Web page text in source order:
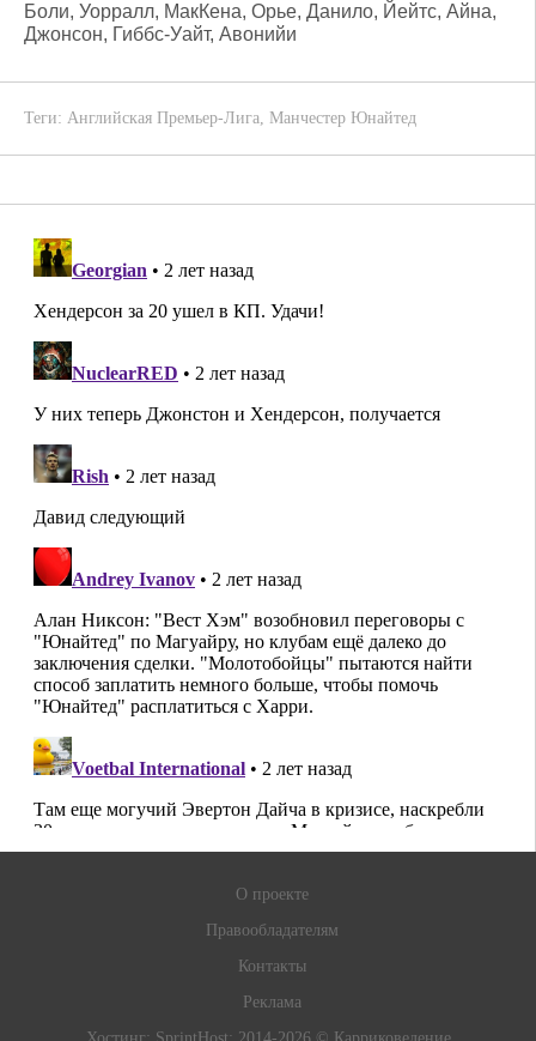
Боли, Уорралл, МакКена, Орье, Данило, Йейтс, Айна,
Джонсон, Гиббс-Уайт, Авонийи
Теги: Английская Премьер-Лига, Манчестер Юнайтед
О проекте
Правообладателям
Контакты
Реклама